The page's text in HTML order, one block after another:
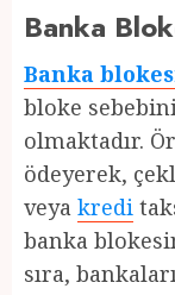
Banka
Banka
bloke
olmaktadır.
ödeyerek,
veya kredi
banka
sıra,